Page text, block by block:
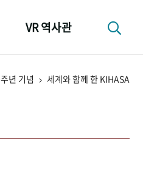
VR 역사관
주년 기념 세계와 함께 한 KIHASA